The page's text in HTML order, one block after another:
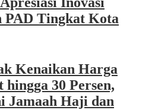
PAD Tingkat Kota
Kenaikan Harga
hingga 30 Persen,
Jamaah Haji dan